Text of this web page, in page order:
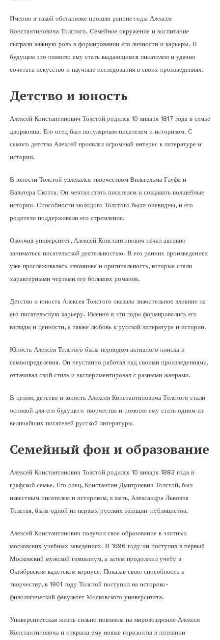
Именно в такой обстановке прошли ранние годы Алексея
Константиновича Толстого. Семейное окружение и воспитание
сыграли важную роль в формировании его личности и карьеры. В
будущем это помогло ему стать выдающимся писателем и удачно
сочетать искусство и научные исследования в своих произведениях.
Детство и юность
Алексей Константинович Толстой родился 10 января 1817 года в семье
дворянина. Его отец был популярным писателем и историком. С
самого детства Алексей проявлял огромный интерес к литературе и
истории.
В юности Толстой увлекался творчеством Вильгельма Гауфа и
Вальтера Скотта. Он мечтал стать писателем и создавать волшебные
истории. Способности молодого Толстого были очевидны, и его
родители поддерживали его стремления.
Окончив университет, Алексей Константинович начал активно
заниматься писательской деятельностью. В его ранних произведениях
уже прослеживалась изюминка и оригинальность, которые стали
характерными чертами его больших романов.
Детство и юность Алексея Толстого оказали значительное влияние на
его писательскую карьеру. Именно в эти годы формировались его
взгляды и ценности, а также любовь к русской литературе и истории.
Юность Алексея Толстого была периодом активного поиска и
самоопределения. Он неустанно работал над своими произведениями,
оттачивал свой стиль и экспериментировал с разными жанрами.
В целом, детство и юность Алексея Константиновича Толстого стали
основой для его будущего творчества и помогли ему стать одним из
величайших писателей русской литературы.
Семейный фон и образование
Алексей Константинович Толстой родился 10 января 1883 года в
графской семье. Его отец, Константин Дмитриевич Толстой, был
известным писателем и историком, а мать, Александра Львовна
Толстая, была одной из первых русских женщин-публицистов.
Алексей Константинович получил свое образование в элитных
московских учебных заведениях. В 1896 году он поступил в первый
Московский мужской гимназиум, а затем продолжил учебу в
Октябрьском кадетском корпусе. Показав свою способность к
творчеству, в 1901 году Толстой поступил на историко-
филологический факультет Московского университета.
Университетская жизнь сильно повлияла на мировоззрение Алексея
Константиновича и открыла ему новые горизонты в познании